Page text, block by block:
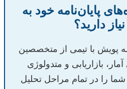
پایان‌نامه خود به
دارید؟
پویش با تیمی از متخصصین
بازاریابی و متدولوژی
را در تمام مراحل تحلیل